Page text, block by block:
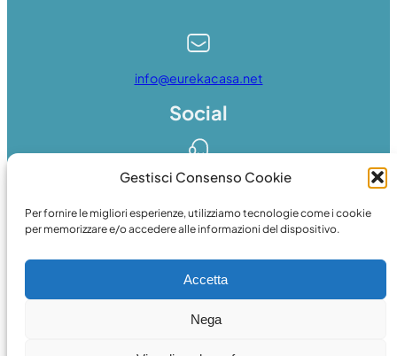
Gestisci Consenso Cookie
Per fornire le migliori esperienze, utilizziamo tecnologie come i cookie
per memorizzare e/o accedere alle informazioni del dispositivo.
Accetta
Nega
info@eurekacasa.net
Social
Facebook